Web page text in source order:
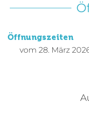
Öffnungszeiten
vom 28. März